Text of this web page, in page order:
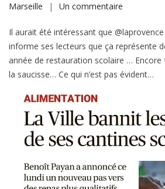
Marseille
Un commentaire
aurait
été
intéressant
que…
Il aurait été intéressant que
informe ses lecteurs que ça représente
année de restauration scolaire … Encore
la saucisse… Ce qui n’est pas évident…